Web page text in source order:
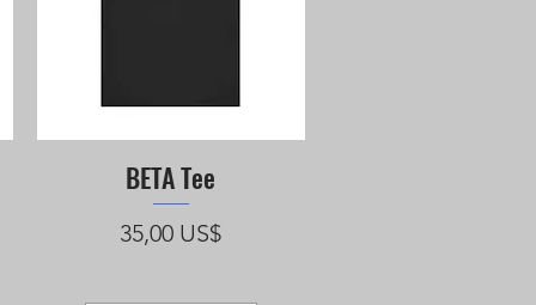
Vista rápida
BETA Tee
Precio
35,00 US$